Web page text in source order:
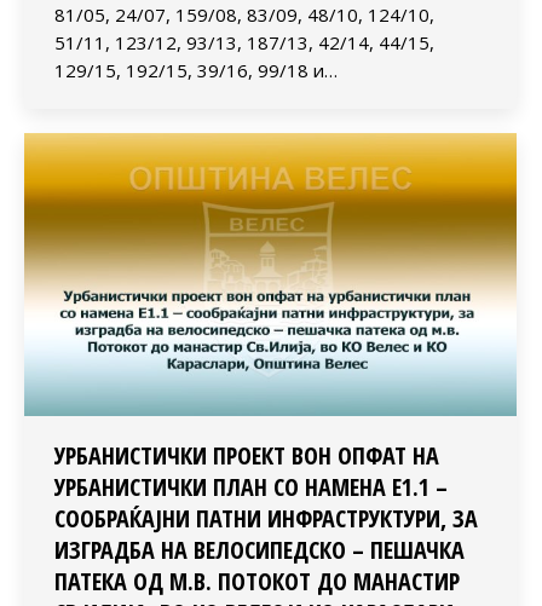
81/05, 24/07, 159/08, 83/09, 48/10, 124/10,
51/11, 123/12, 93/13, 187/13, 42/14, 44/15,
129/15, 192/15, 39/16, 99/18 и…
УРБАНИСТИЧКИ ПРОЕКТ ВОН ОПФАТ НА
УРБАНИСТИЧКИ ПЛАН СО НАМЕНА Е1.1 –
СООБРАЌАЈНИ ПАТНИ ИНФРАСТРУКТУРИ, ЗА
ИЗГРАДБА НА ВЕЛОСИПЕДСКО – ПЕШАЧКА
ПАТЕКА ОД М.В. ПОТОКОТ ДО МАНАСТИР